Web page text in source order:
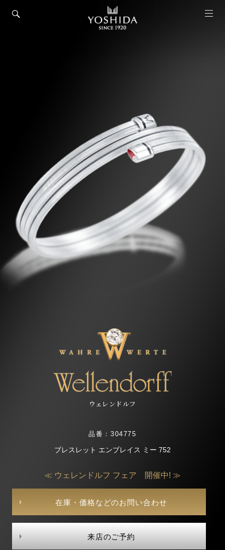
ウェレンドルフ
品番：304775
ブレスレット エンブレイス ミー 752
≪ ウェレンドルフ フェア 開催中! ≫
在庫・価格などのお問い合わせ
来店のご予約